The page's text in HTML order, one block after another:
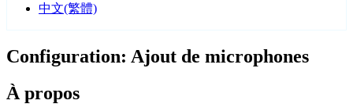
中文(繁體)
Configuration: Ajout de microphones
À propos